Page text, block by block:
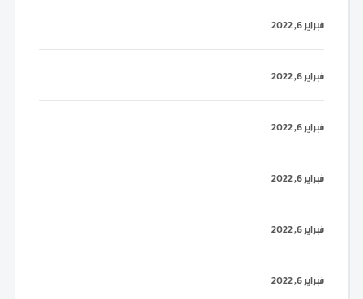
فبراير 6, 2022
فبراير 6, 2022
فبراير 6, 2022
فبراير 6, 2022
فبراير 6, 2022
فبراير 6, 2022